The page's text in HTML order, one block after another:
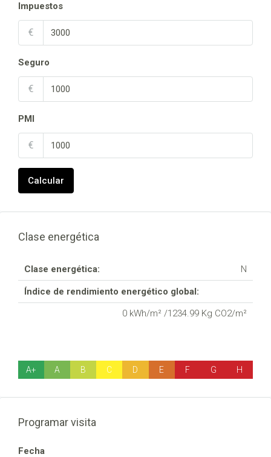
Impuestos
€
Seguro
€
PMI
€
Calcular
Clase energética
Clase energética: N
Índice de rendimiento energético global:
0 kWh/m² /1234.99 Kg CO2/m²
A+ A B C D E F G H
Programar visita
Fecha